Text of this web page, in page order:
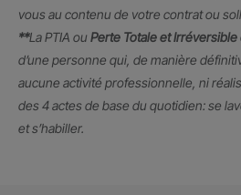
vous au contenu de votre contrat ou
**La PTIA ou Perte Totale et Irréversible
d’une personne qui, de manière
aucune activité professionnelle, ni
des 4 actes de base du quotidien: se
et s’habiller.